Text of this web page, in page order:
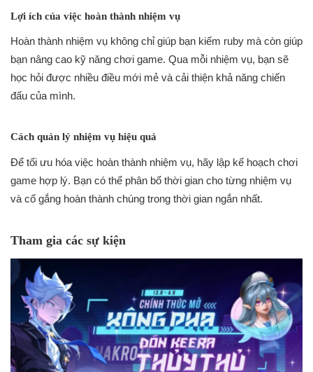
Lợi ích của việc hoàn thành nhiệm vụ
Hoàn thành nhiệm vụ không chỉ giúp bạn kiếm ruby mà còn giúp
bạn nâng cao kỹ năng chơi game. Qua mỗi nhiệm vụ, bạn sẽ
học hỏi được nhiều điều mới mẻ và cải thiện khả năng chiến
đấu của mình.
Cách quản lý nhiệm vụ hiệu quả
Để tối ưu hóa việc hoàn thành nhiệm vụ, hãy lập kế hoạch chơi
game hợp lý. Bạn có thể phân bổ thời gian cho từng nhiệm vụ
và cố gắng hoàn thành chúng trong thời gian ngắn nhất.
Tham gia các sự kiện